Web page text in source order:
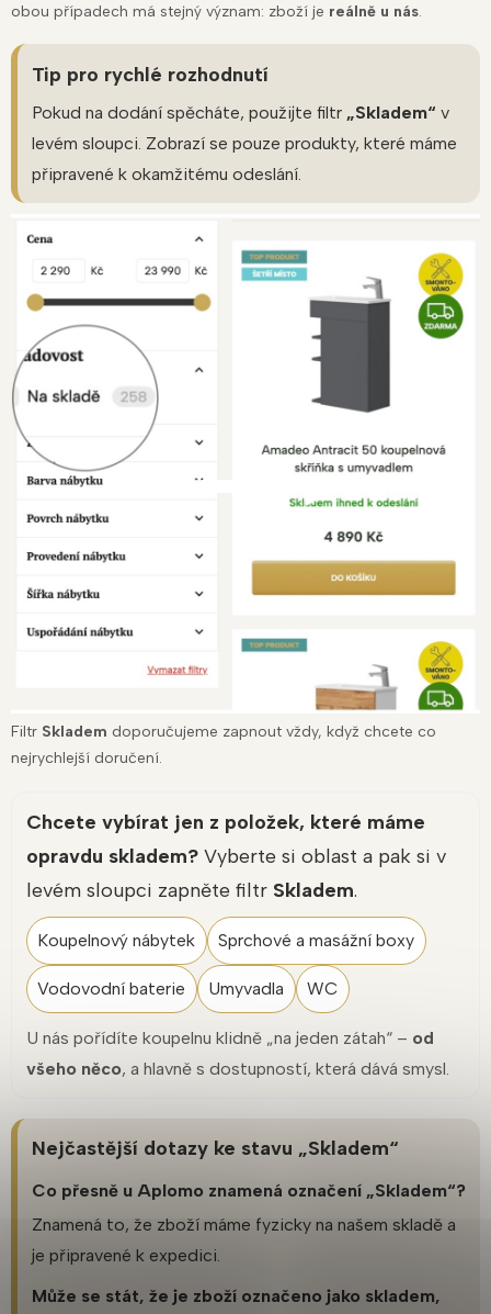
obou případech má stejný význam: zboží je reálně u nás.
Tip pro rychlé rozhodnutí
Pokud na dodání spěcháte, použijte filtr „Skladem“ v
levém sloupci. Zobrazí se pouze produkty, které máme
připravené k okamžitému odeslání.
Filtr Skladem doporučujeme zapnout vždy, když chcete co
nejrychlejší doručení.
Chcete vybírat jen z položek, které máme
opravdu skladem?Vyberte si oblast a pak si v
levém sloupci zapněte filtr Skladem.
Koupelnový nábytek Sprchové a masážní boxy
Vodovodní baterie Umyvadla WC
U nás pořídíte koupelnu klidně „na jeden zátah“ – od
všeho něco, a hlavně s dostupností, která dává smysl.
Nejčastější dotazy ke stavu „Skladem“
Co přesně u Aplomo znamená označení „Skladem“?
Znamená to, že zboží máme fyzicky na našem skladě a
je připravené k expedici.
Může se stát, že je zboží označeno jako skladem,